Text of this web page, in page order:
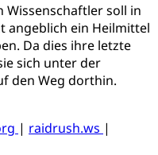
Wissenschaftler soll in
angeblich ein Heilmittel
Da dies ihre letzte
sich unter der
den Weg dorthin.
| raidrush.ws |